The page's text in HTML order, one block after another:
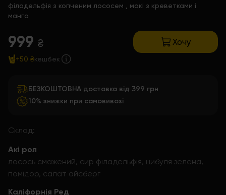
філадельфія з копченим лососем
макі з креветками і
манго
999 ₴ Хочу
+50 ₴кешбек
БЕЗКОШТОВНА доставка від 399 грн
10% знижки при самовивозі
Склад:
Акі рол
лосось смажений, сир філадельфія, цибуля зелена,
помідор, салат айсберг
Каліфорнія Ред